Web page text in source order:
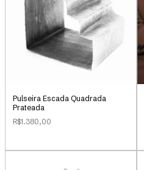
Pulseira Escada Quadrada
Prateada
R$1.380,00